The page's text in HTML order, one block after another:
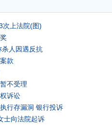
次上法院(图)
人因遇反抗
款
不受理
诉讼
行存漏洞 银行投诉
士向法院起诉